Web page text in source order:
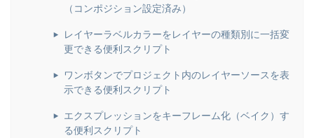
（コンポジション設定済み）
レイヤーラベルカラーをレイヤーの種類別に一括変
更できる便利スクリプト
ワンボタンでプロジェクト内のレイヤーソースを表
示できる便利スクリプト
エクスプレッションをキーフレーム化（ベイク）す
る便利スクリプト